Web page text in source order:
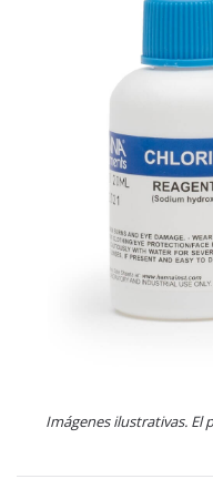
Imágenes ilustrativas.